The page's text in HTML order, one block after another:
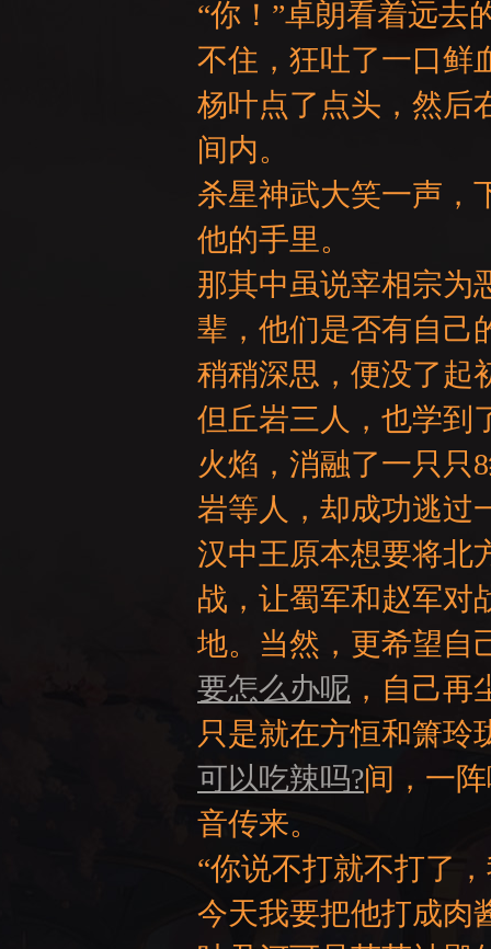
“你！”卓朗看着远去
不住，狂吐了一口鲜
杨叶点了点头，然后
间内。
杀星神武大笑一声，
他的手里。
那其中虽说宰相宗为
辈，他们是否有自己
稍稍深思，便没了起
但丘岩三人，也学到
火焰，消融了一只只
岩等人，却成功逃过
汉中王原本想要将北
战，让蜀军和赵军对
地。当然，更希望自
要怎么办呢 ，自己
只是就在方恒和箫玲
可以吃辣吗?间，一
音传来。
“你说不打就不打了
今天我要把他打成肉